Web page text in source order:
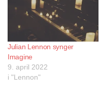
Julian Lennon synger
Imagine
9. april 2022
i "Lennon"